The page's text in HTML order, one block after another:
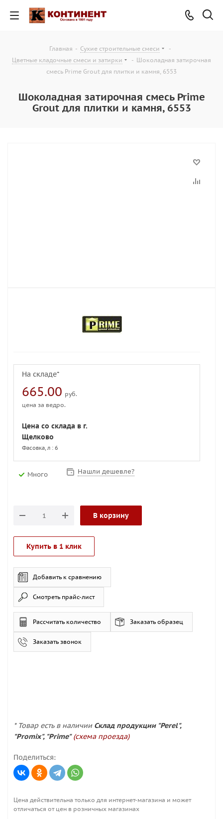
Главная - Сухие строительные смеси
-
Цветные кладочные смеси и затирки
- Шоколадная затирочная
смесь Prime Grout для плитки и камня, 6553
Шоколадная затирочная смесь Prime
Grout для плитки и камня, 6553
На складе*
665.00 руб.
цена за ведро.
Цена со склада в г.
Щелково
Фасовка, л : 6
Много Нашли дешевле?
В корзину
Купить в 1 клик
Смотреть прайс-лист
Добавить к сравнению
Рассчитать количество Заказать образец
Заказать звонок
* Товар есть в наличии Склад продукции "Perel",
"Promix", "Prime" (схема проезда)
Поделиться:
Цена действительна только для интернет-магазина и может
отличаться от цен в розничных магазинах